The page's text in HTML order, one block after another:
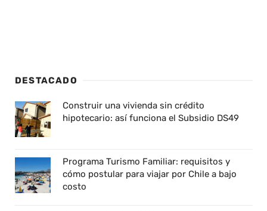
DESTACADO
Construir una vivienda sin crédito
hipotecario: así funciona el Subsidio DS49
Programa Turismo Familiar: requisitos y
cómo postular para viajar por Chile a bajo
costo